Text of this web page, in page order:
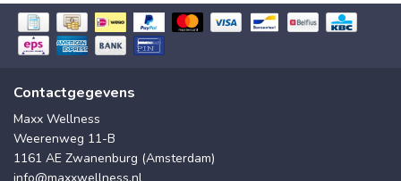
Contactgegevens
Maxx Wellness
Weerenweg 11-B
1161 AE Zwanenburg (Amsterdam)